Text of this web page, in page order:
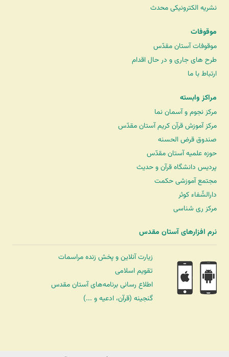
نشریه الکترونیکی محدث
موقوفات
موقوفات آستان مقدّس
طرح های جاری و در حال اقدام
ارتباط با ما
مراکز وابسته
مرکز نجوم و آسمان نما
مرکز آموزش قرآن کریم آستان مقدّس
صندوق قرض الحسنه
حوزه علمیه آستان مقدّس
پردیس دانشگاه قرآن و حدیث
مجتمع آموزشی حکمت
دارالشّفاء کوثر
مرکز ری شناسی
نرم افزارهای آستان مقدس
زیارت آنلاین و پخش زنده مراسمات
تقویم اسلامی
اطلاع رسانی برنامه‌های آستان مقدس
گنجینه (قرآن، ادعیه و ...)